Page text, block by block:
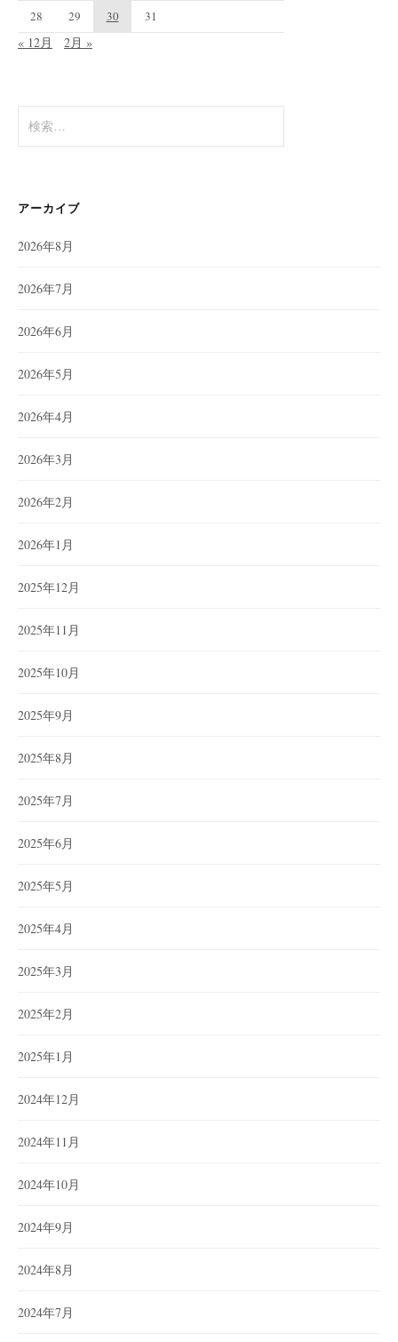
28
29 30 31
« 12月 2月 »
索:
アーカイブ
2026年8月
2026年7月
2026年6月
2026年5月
2026年4月
2026年3月
2026年2月
2026年1月
2025年12月
2025年11月
2025年10月
2025年9月
2025年8月
2025年7月
2025年6月
2025年5月
2025年4月
2025年3月
2025年2月
2025年1月
2024年12月
2024年11月
2024年10月
2024年9月
2024年8月
2024年7月